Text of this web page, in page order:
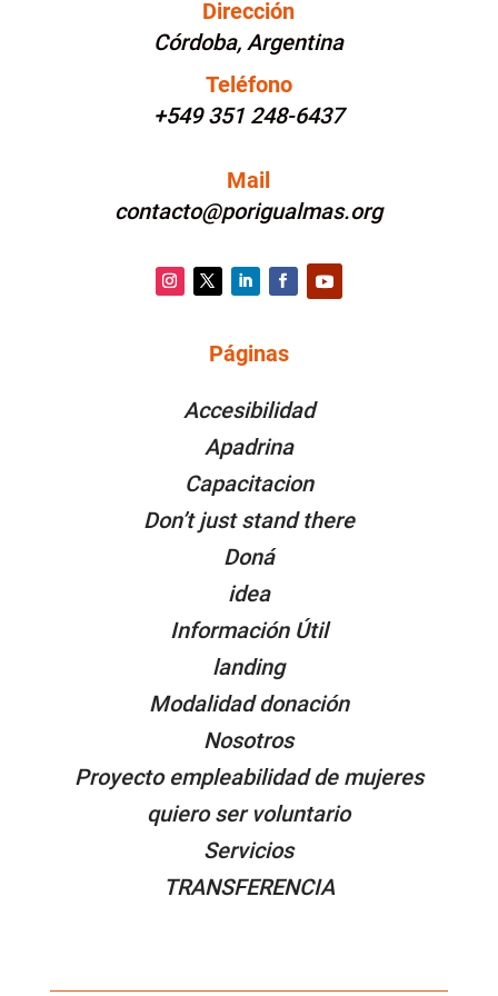
Dirección
Córdoba, Argentina
Teléfono
+549 351 248-6437
Mail
contacto@porigualmas.org
Facebook
Páginas
Accesibilidad
Apadrina
Capacitacion
Don’t just stand there
Doná
idea
Información Útil
landing
Modalidad donación
Nosotros
Proyecto empleabilidad de mujeres
quiero ser voluntario
Servicios
TRANSFERENCIA